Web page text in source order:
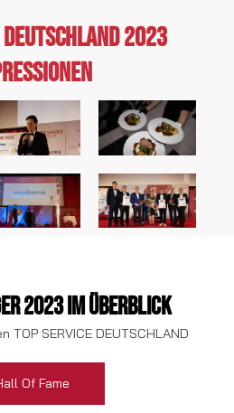
2023
2023 im überblick
TOP SERVICE DEUTSCHLAND
Of Fame